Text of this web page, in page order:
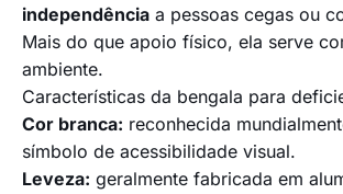
independência a pessoas cegas ou
Mais do que apoio físico, ela serve
ambiente.
Características da bengala para
Cor branca: reconhecida
símbolo de acessibilidade visual.
Leveza: geralmente fabricada em